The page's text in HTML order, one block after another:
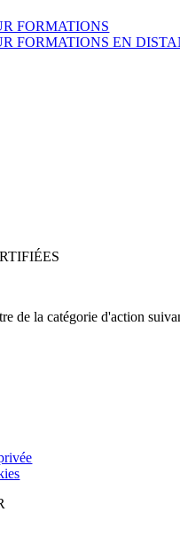
FORMATIONS
FORMATIONS EN
de la catégorie d'action